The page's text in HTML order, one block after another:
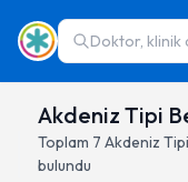
Doktor, klinik
Akdeniz Tipi
Toplam 7 Akdeniz
bulundu